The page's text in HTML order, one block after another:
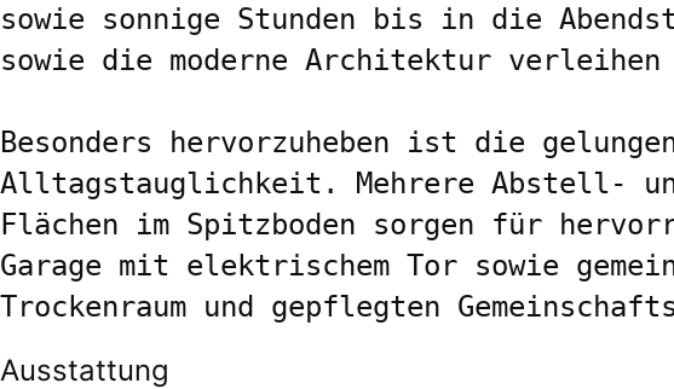
sowie sonnige Stunden bis in die
sowie die moderne Architektur verleihen
Besonders hervorzuheben ist die
Alltagstauglichkeit. Mehrere Abstell-
Flächen im Spitzboden sorgen für
Garage mit elektrischem Tor sowie
Trockenraum und gepflegten
Ausstattung